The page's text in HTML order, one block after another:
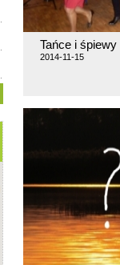
Tańce i śpiewy
2014-11-15